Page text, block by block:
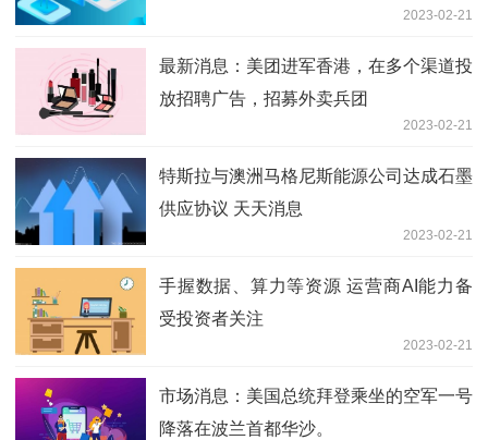
2023-02-21
最新消息：美团进军香港，在多个渠道投
放招聘广告，招募外卖兵团
2023-02-21
特斯拉与澳洲马格尼斯能源公司达成石墨
供应协议 天天消息
2023-02-21
手握数据、算力等资源 运营商AI能力备
受投资者关注
2023-02-21
市场消息：美国总统拜登乘坐的空军一号
降落在波兰首都华沙。